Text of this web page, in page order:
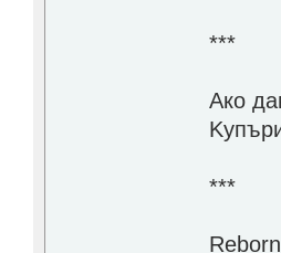
***
Aко
***